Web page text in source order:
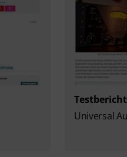
Testbericht
Universal